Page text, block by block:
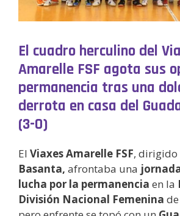
El cuadro herculino del
Amarelle FSF agota sus
permanencia tras una
derrota en casa del
(3-0)
El Viaxes Amarelle FSF,
Basanta, afrontaba una
lucha por la permanencia en la
División Nacional Femenina